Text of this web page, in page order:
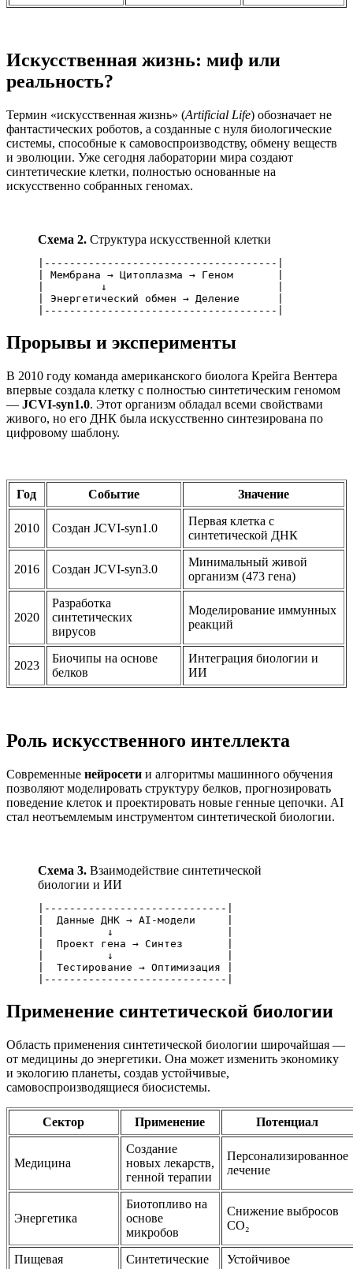
Искусственная жизнь: миф или
реальность?
Термин «искусственная жизнь» (Artificial Life) обозначает не
фантастических роботов, а созданные с нуля биологические
системы, способные к самовоспроизводству, обмену веществ
и эволюции. Уже сегодня лаборатории мира создают
синтетические клетки, полностью основанные на
искусственно собранных геномах.
Схема 2. Структура искусственной клетки
|-------------------------------------|
| Мембрана → Цитоплазма → Геном       |
|         ↓                           |
| Энергетический обмен → Деление      |
Прорывы и эксперименты
В 2010 году команда американского биолога Крейга Вентера
впервые создала клетку с полностью синтетическим геномом
— JCVI-syn1.0. Этот организм обладал всеми свойствами
живого, но его ДНК была искусственно синтезирована по
цифровому шаблону.
Год Событие Значение
2010 Создан JCVI-syn1.0
Первая клетка с
синтетической ДНК
2016 Создан JCVI-syn3.0
Минимальный живой
организм (473 гена)
2020
Разработка
синтетических
вирусов
Моделирование иммунных
реакций
2023
Биочипы на основе
белков
Интеграция биологии и
ИИ
Роль искусственного интеллекта
Современные нейросети и алгоритмы машинного обучения
позволяют моделировать структуру белков, прогнозировать
поведение клеток и проектировать новые генные цепочки. AI
стал неотъемлемым инструментом синтетической биологии.
Схема 3. Взаимодействие синтетической
биологии и ИИ
|-----------------------------|
|  Данные ДНК → AI-модели     |
|          ↓                  |
|  Проект гена → Синтез       |
|          ↓                  |
|  Тестирование → Оптимизация |
Применение синтетической биологии
Область применения синтетической биологии широчайшая —
от медицины до энергетики. Она может изменить экономику
и экологию планеты, создав устойчивые,
самовоспроизводящиеся биосистемы.
Сектор Применение Потенциал
Медицина
Создание
новых лекарств,
генной терапии
Персонализированное
лечение
Энергетика
Биотопливо на
основе
микробов
Снижение выбросов
CO₂
Пищевая
Синтетические
Устойчивое